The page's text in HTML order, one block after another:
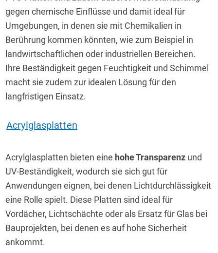
gegen chemische Einflüsse und damit ideal für
Umgebungen, in denen sie mit Chemikalien in
Berührung kommen könnten, wie zum Beispiel in
landwirtschaftlichen oder industriellen Bereichen.
Ihre Beständigkeit gegen Feuchtigkeit und Schimmel
macht sie zudem zur idealen Lösung für den
langfristigen Einsatz.
Acrylglasplatten
Acrylglasplatten bieten eine hohe Transparenz und
UV-Beständigkeit, wodurch sie sich gut für
Anwendungen eignen, bei denen Lichtdurchlässigkeit
eine Rolle spielt. Diese Platten sind ideal für
Vordächer, Lichtschächte oder als Ersatz für Glas bei
Bauprojekten, bei denen es auf hohe Sicherheit
ankommt.